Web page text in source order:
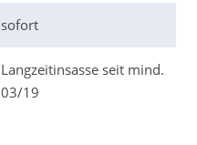
sofort
Langzeitinsasse seit mind.
03/19